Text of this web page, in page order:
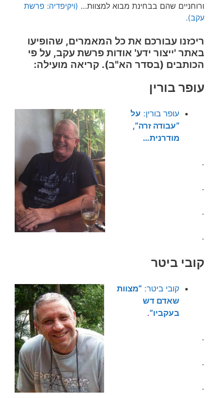
ורוחניים שהם בבחינת מבוא למצוות… (ויקיפדיה: פרשת
עקב).
ריכזנו עבורכם את כל המאמרים, שהופיעו
באתר 'ייצור ידע' אודות פרשת עקב, על פי
הכותבים (בסדר הא"ב). קריאה מועילה:
עופר בורין
עופר בורין: על
“עבודה זרה”,
מודרנית…
.
.
.
.
קובי ביטר
קובי ביטר: “מצוות
שאדם דש
בעקביו”.
.
.
.